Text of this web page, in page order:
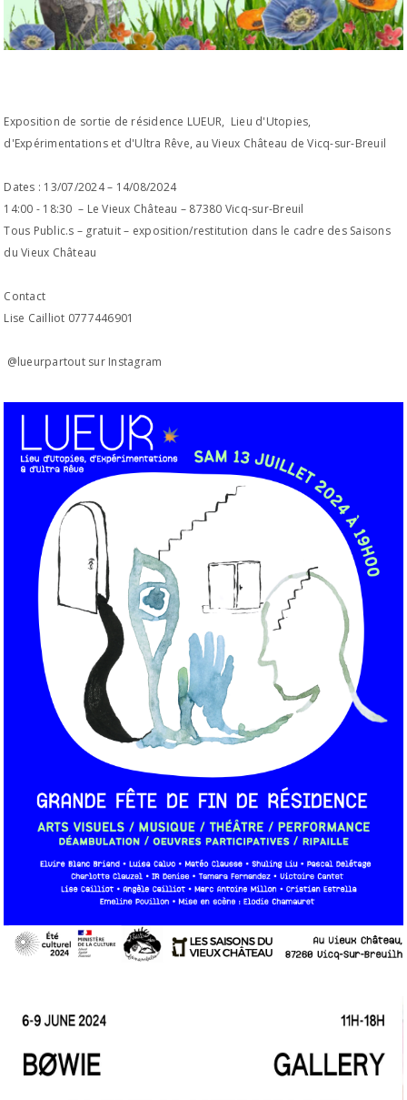
Exposition de sortie de résidence LUEUR, Lieu d'Utopies,
d'Expérimentations et d'Ultra Rêve, au Vieux Château de Vicq-sur-Breuil
Dates : 13/07/2024 – 14/08/2024
14:00 - 18:30 – Le Vieux Château – 87380 Vicq-sur-Breuil
Tous Public.s – gratuit – exposition/restitution dans le cadre des Saisons
du Vieux Château
Contact
Lise Cailliot 0777446901
@lueurpartout sur Instagram